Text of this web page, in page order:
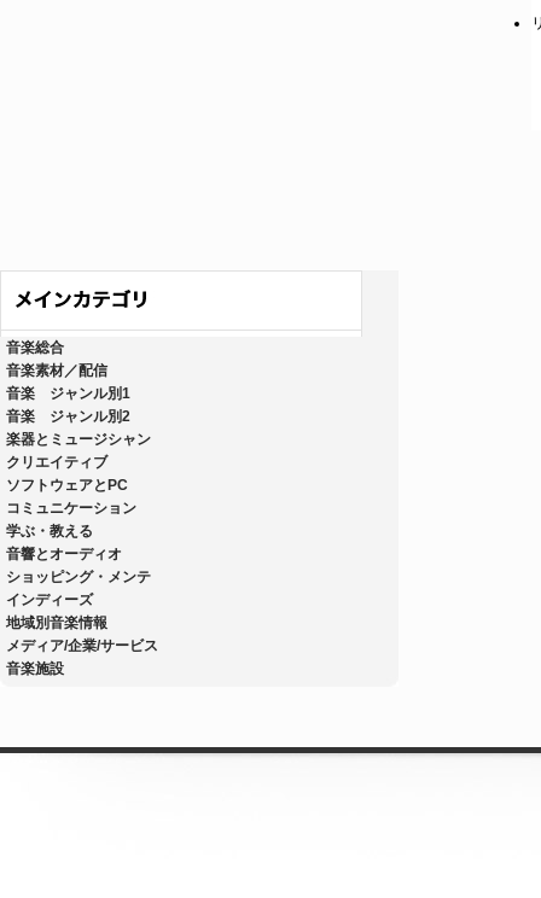
音楽総合
音楽素材／配信
音楽 ジャンル別1
音楽 ジャンル別2
楽器とミュージシャン
クリエイティブ
ソフトウェアとPC
コミュニケーション
学ぶ・教える
音響とオーディオ
ショッピング・メンテ
インディーズ
地域別音楽情報
メディア/企業/サービス
音楽施設